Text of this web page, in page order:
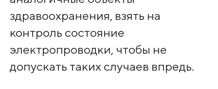
здравоохранения, взять на
контроль состояние
электропроводки, чтобы не
допускать таких случаев впредь.